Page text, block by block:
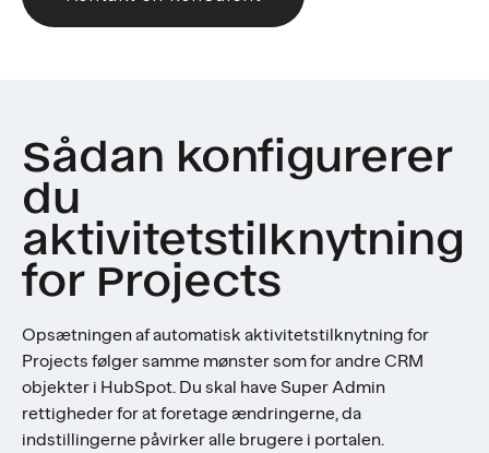
Sådan konfigurerer
du
aktivitetstilknytning
for Projects
Opsætningen af automatisk aktivitetstilknytning for
Projects følger samme mønster som for andre CRM
objekter i HubSpot. Du skal have Super Admin
rettigheder for at foretage ændringerne, da
indstillingerne påvirker alle brugere i portalen.